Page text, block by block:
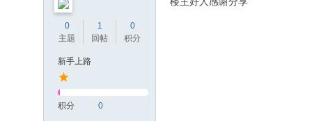
0
主题
1
回帖
0
积分
新手上路
积分 0